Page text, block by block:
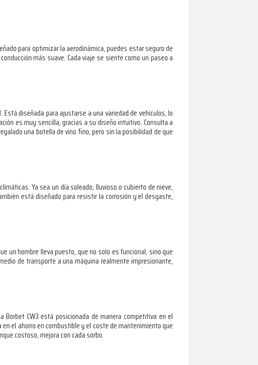
para optimizar la aerodinámica, puedes estar seguro de
más suave. Cada viaje se siente como un paseo a
diseñada para ajustarse a una variedad de vehículos, lo
es muy sencilla, gracias a su diseño intuitivo. Consulta a
una botella de vino fino, pero sin la posibilidad de que
Ya sea un día soleado, lluvioso o cubierto de nieve,
está diseñado para resistir la corrosión y el desgaste,
un hombre lleva puesto, que no solo es funcional, sino que
de transporte a una máquina realmente impresionante,
CW3 está posicionada de manera competitiva en el
el ahorro en combustible y el coste de mantenimiento que
costoso, mejora con cada sorbo.